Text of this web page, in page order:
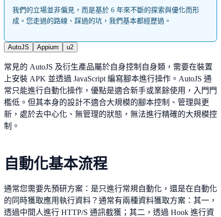
我們的立場並非偏見，而是基於 6 年來不斷的探索與優化而形
成。您走過的路線、踩過的坑，我們基本都經歷過。
AutoJS Appium u2
常見的 AutoJS 及衍生產品屬於自身控制自身類，需要在裝置
上安裝 APK 並透過 JavaScript 編寫腳本進行操作。AutoJS 通
常只能進行自動化操作，優點是適合新手或業餘使用，入門門
檻低。但其本身的設計不適合大規模的腳本控制、管理與更
新，處於去中心化、無管理的狀態，無法進行精確的大規模控
制。
自動化基本流程
通常您需要先預研方案：是只進行常規自動化，還是在自動化
的同時獲取應用執行資料？通常有兩種資料獲取方案：其一，
透過中間人進行 HTTP/S 通訊截獲；其二，透過 Hook 進行資